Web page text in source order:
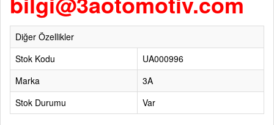
Diğer Özellikler
Stok Kodu
UA000996
Marka
3A
Stok Durumu
Var